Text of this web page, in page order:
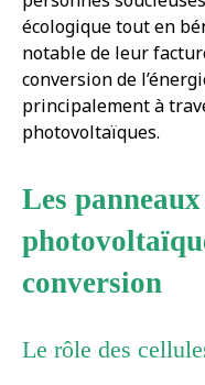
écologique tout en
notable de leur
conversion de
principalement à
photovoltaïques.
Les
conversion
Le rôle des